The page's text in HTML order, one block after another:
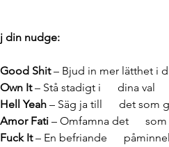
din nudge:
Good Shit– Bjud in mer lätthet i
Own It– Stå stadigt i dina val
Hell Yeah – Säg ja till det som
Amor Fati – Omfamna det som
Fuck It– En befriande